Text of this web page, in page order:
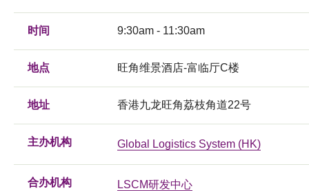
时间 9:30am - 11:30am
地点 旺角维景酒店-富临厅C楼
地址 香港九龙旺角荔枝角道22号
主办机构 Global Logistics System (HK)
合办机构 LSCM研发中心